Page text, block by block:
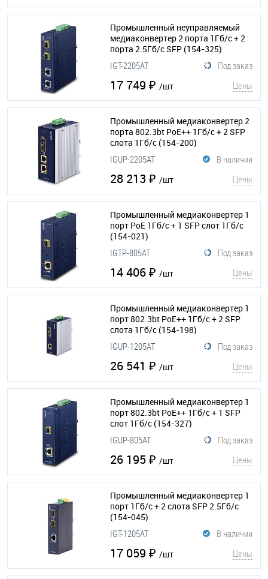
Промышленный неуправляемый
медиаконвертер 2 порта 1Гб/с + 2
порта 2.5Гб/с SFP (154-325)
Под заказ
IGT-2205AT
17 749 ₽ /шт Цены
Промышленный медиаконвертер 2
порта 802.3bt PoE++ 1Гб/с + 2 SFP
слота 1Гб/с (154-200)
В наличии
IGUP-2205AT
28 213 ₽ /шт Цены
Промышленный медиаконвертер 1
порт PoE 1Гб/с + 1 SFP слот 1Гб/с
(154-021)
Под заказ
IGTP-805AT
14 406 ₽ /шт Цены
Промышленный медиаконвертер 1
порт 802.3bt PoE++ 1Гб/с + 2 SFP
слота 1Гб/с (154-198)
Под заказ
IGUP-1205AT
26 541 ₽ /шт Цены
Промышленный медиаконвертер 1
порт 802.3bt PoE++ 1Гб/с + 1 SFP
слот 1Гб/с (154-327)
Под заказ
IGUP-805AT
26 195 ₽ /шт Цены
Промышленный медиаконвертер 1
порт 1Гб/с + 2 слота SFP 2.5Гб/с
(154-045)
В наличии
IGT-1205AT
17 059 ₽ /шт Цены